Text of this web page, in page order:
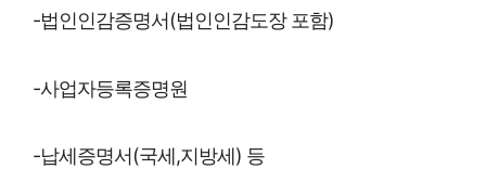
-법인인감증명서(법인인감도장 포함)
-사업자등록증명원
-납세증명서(국세,지방세) 등